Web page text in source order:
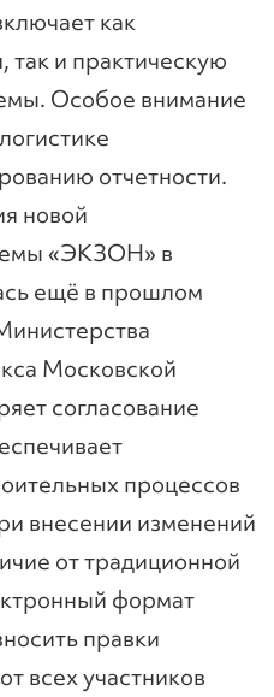
как
так и практическую
Особое внимание
отчетности.
новой
«ЭКЗОН» в
ещё в прошлом
Московской
согласование
процессов
внесении изменений
от традиционной
формат
правки
всех участников